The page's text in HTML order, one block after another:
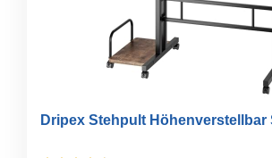
Dripex Stehpult Höhenverstellbar